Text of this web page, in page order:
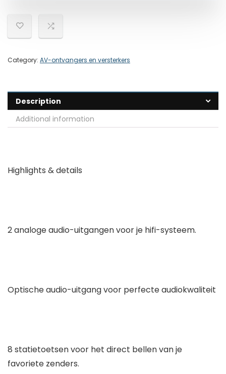
Category: AV-ontvangers en versterkers
Description
Additional information
Highlights & details
2 analoge audio-uitgangen voor je hifi-systeem.
Optische audio-uitgang voor perfecte audiokwaliteit
8 statietoetsen voor het direct bellen van je
favoriete zenders.